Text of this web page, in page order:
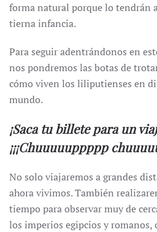
forma natural porque lo tendrán
tierna infancia.
Para seguir adentrándonos en
nos pondremos las botas de
cómo viven los liliputienses en
mundo.
¡Saca tu billete para un
¡¡¡Chuuuuuppppp
No solo viajaremos a grandes
ahora vivimos. También
tiempo para observar muy de
los imperios egipcios y romanos,